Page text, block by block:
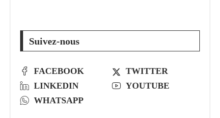
Suivez-nous
FACEBOOK
TWITTER
LINKEDIN
YOUTUBE
WHATSAPP